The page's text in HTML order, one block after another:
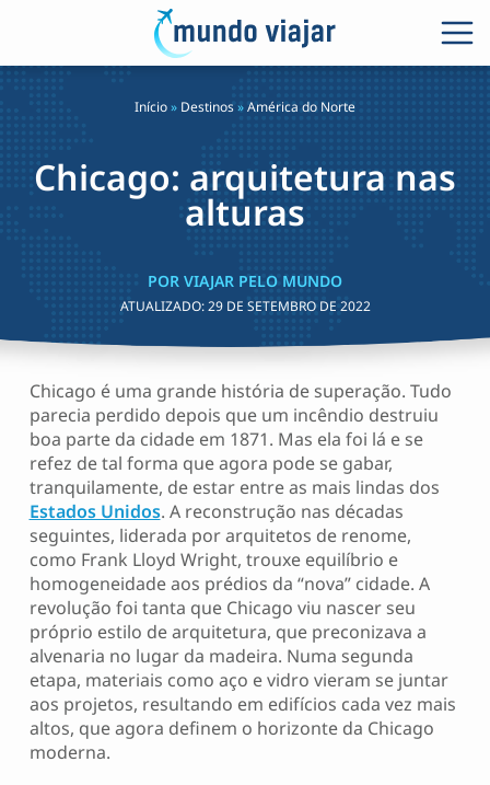
Início» Destinos»América do Norte
Chicago: arquitetura nas
alturas
POR VIAJAR PELO MUNDO
ATUALIZADO:29 DE SETEMBRO DE 2022
Chicago é uma grande história de superação. Tudo
parecia perdido depois que um incêndio destruiu
boa parte da cidade em 1871. Mas ela foi lá e se
refez de tal forma que agora pode se gabar,
tranquilamente, de estar entre as mais lindas dos
Estados Unidos. A reconstrução nas décadas
seguintes, liderada por arquitetos de renome,
como Frank Lloyd Wright, trouxe equilíbrio e
homogeneidade aos prédios da “nova” cidade. A
revolução foi tanta que Chicago viu nascer seu
próprio estilo de arquitetura, que preconizava a
alvenaria no lugar da madeira. Numa segunda
etapa, materiais como aço e vidro vieram se juntar
aos projetos, resultando em edifícios cada vez mais
altos, que agora definem o horizonte da Chicago
moderna.